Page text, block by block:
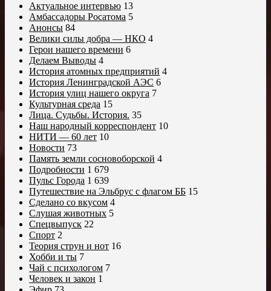
Актуальное интервью 13
Амбассадоры Росатома 5
Анонсы 84
Велики силы добра — НКО 4
Герои нашего времени 6
Делаем Выводы 4
История атомных предприятий 4
История Ленинградской АЭС 6
История улиц нашего округа 7
Культурная среда 15
Лица. Судьбы. История. 35
Наш народный корреспондент 10
НИТИ — 60 лет 10
Новости 73
Память земли сосновоборской 4
Подробности 1 679
Пульс Города 1 639
Путешествие на Эльбрус с флагом ББ 15
Сделано со вкусом 4
Слушая животных 5
Спецвыпуск 22
Спорт 2
Теория струн и нот 16
Хобби и ты 7
Чай с психологом 7
Человек и закон 1